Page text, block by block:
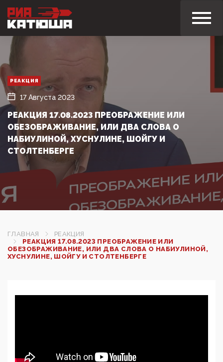
РЕАКЦИЯ
17 Августа 2023
РЕАКЦИЯ 17.08.2023 ПРЕОБРАЖЕНИЕ ИЛИ
ОБЕЗОБРАЖИВАНИЕ, ИЛИ ДВА СЛОВА О
НАБИУЛИНОЙ, ХУСНУЛИНЕ, ШОЙГУ И
СТОЛТЕНБЕРГЕ
ГЛАВНАЯ
РЕАКЦИЯ
РЕАКЦИЯ 17.08.2023 ПРЕОБРАЖЕНИЕ ИЛИ
ОБЕЗОБРАЖИВАНИЕ, ИЛИ ДВА СЛОВА О НАБИУЛИНОЙ,
ХУСНУЛИНЕ, ШОЙГУ И СТОЛТЕНБЕРГЕ